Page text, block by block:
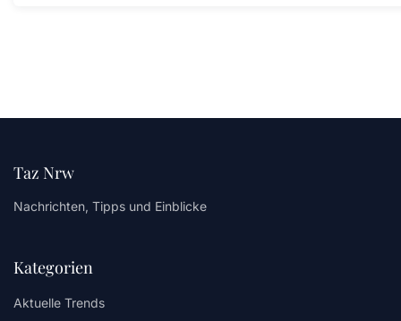
Taz Nrw
Nachrichten, Tipps und Einblicke
Kategorien
Aktuelle Trends